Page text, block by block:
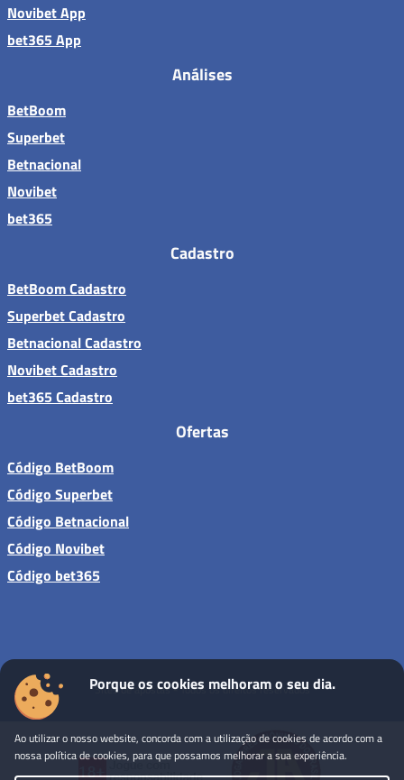
Novibet App
bet365 App
Análises
BetBoom
Superbet
Betnacional
Novibet
bet365
Cadastro
BetBoom Cadastro
Superbet Cadastro
Betnacional Cadastro
Novibet Cadastro
bet365 Cadastro
Ofertas
Código BetBoom
Código Superbet
Código Betnacional
Código Novibet
Código bet365
Sites de apostas - Todos os direitos reservados
Porque os cookies melhoram o seu dia.
Ao utilizar o nosso website, concorda com a utilização de cookies de acordo com a
nossa política de cookies, para que possamos melhorar a sua experiência.